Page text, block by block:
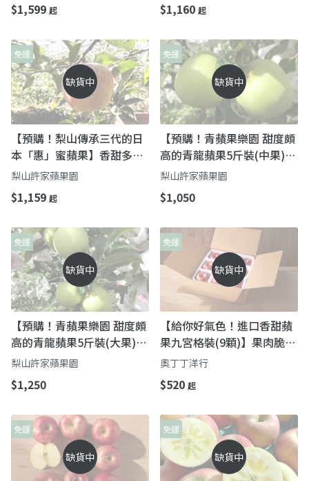
$1,599 起 $1,160 起
缺貨中
免運
【預購！梨山傳承三代的日
本「惠」蜜蘋果】香甜多汁
咖滋咖滋超爽脆
梨山許家蘋果園
$1,159 起
缺貨中
免運
【預購！青蘋果樂園 甜度頗
高的青龍蘋果5斤裝(中果)】
皮薄肉細清脆爽口 梨山上的
梨山許家蘋果園
$1,050
缺貨中
免運
【預購！青蘋果樂園 甜度頗
高的青龍蘋果5斤裝(大果)】
皮薄肉細清脆爽口 梨山上的
綠精靈
梨山許家蘋果園
$1,250
缺貨中
免運
【給你好氣色！進口香甜蘋
果九宮格裝(9顆)】果肉脆甜
多汁 送禮自用都尬意
奧丁丁洋行
$520 起
缺貨中
免運
缺貨中
免運